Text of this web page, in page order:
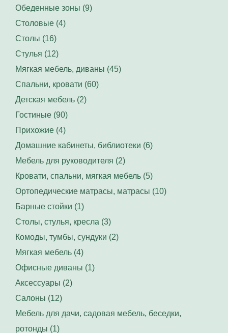
Обеденные зоны (9)
Столовые (4)
Столы (16)
Стулья (12)
Мягкая мебель, диваны (45)
Спальни, кровати (60)
Детская мебель (2)
Гостиные (90)
Прихожие (4)
Домашние кабинеты, библиотеки (6)
Мебель для руководителя (2)
Кровати, спальни, мягкая мебель (5)
Ортопедические матрасы, матрасы (10)
Барные стойки (1)
Столы, стулья, кресла (3)
Комоды, тумбы, сундуки (2)
Мягкая мебель (4)
Офисные диваны (1)
Аксессуары (2)
Салоны (12)
Мебель для дачи, садовая мебель, беседки,
ротонды (1)